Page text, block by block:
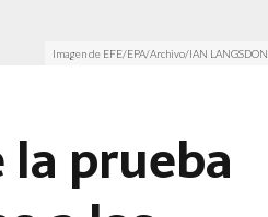
Imagen de EFE/EPA/Archivo/IAN LANGSDON
prueba